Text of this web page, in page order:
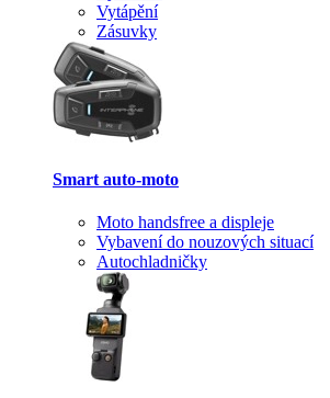
Vytápění
Zásuvky
Smart auto-moto
Moto handsfree a displeje
Vybavení do nouzových situací
Autochladničky